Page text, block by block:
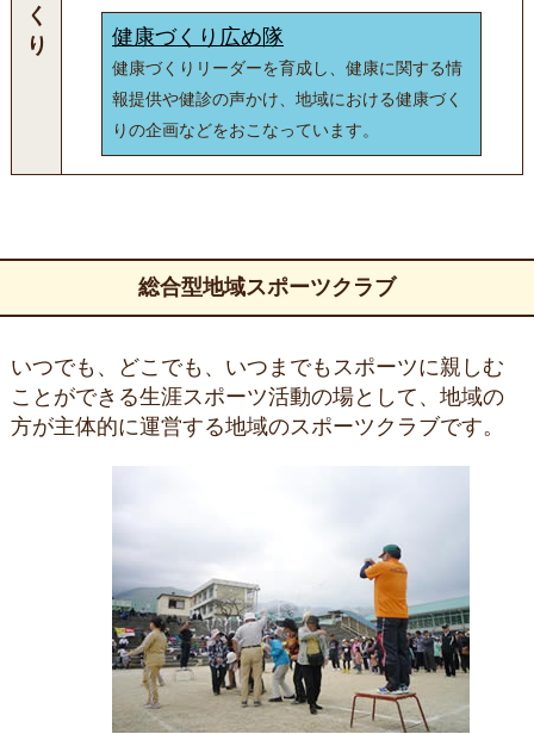
く
り
健康づくり広め隊
健康づくりリーダーを育成し、健康に関する情
報提供や健診の声かけ、地域における健康づく
りの企画などをおこなっています。
総合型地域スポーツクラブ
いつでも、どこでも、いつまでもスポーツに親しむ
ことができる生涯スポーツ活動の場として、地域の
方が主体的に運営する地域のスポーツクラブです。